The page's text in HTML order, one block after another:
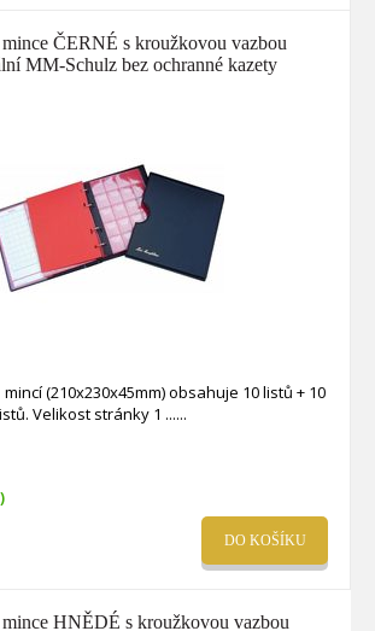
ČERNÉ s kroužkovou vazbou
MM-Schulz bez ochranné kazety
(210x230x45mm) obsahuje 10 listů + 10
Velikost stránky 1 ...
DO KOŠÍKU
HNĚDÉ s kroužkovou vazbou